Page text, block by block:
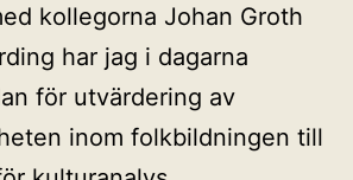
kollegorna Johan Groth
har jag i dagarna
för utvärdering av
inom folkbildningen till